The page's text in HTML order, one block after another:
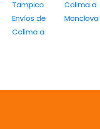
Tampico
Envíos de
Colima a
Colima a
Monclova